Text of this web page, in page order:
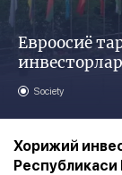
Евроосиё
Society
Хорижий